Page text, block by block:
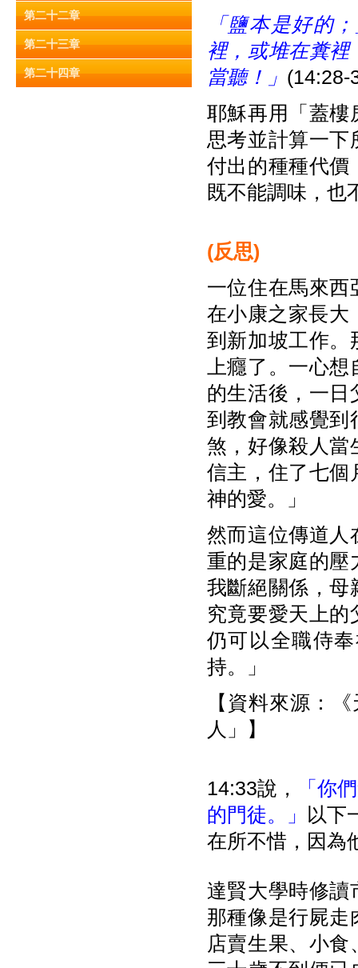
第二十二章
第二十三章
第二十四章
「鹽本是好的
裡，或堆在糞
當聽！」 (14:28-
耶穌再用「蓋樓
思考並計算一下
付出的種種代價
既不能調味，也
(反思)
一位住在馬來西
在小康之家長大
到新加坡工作。
上癮了。一心
的生活後，一日
到教會就感覺到
煞，好像殺人當
信主，住了七個
神的愛。」
然而這位傳道人
重的是家庭的壓
我斷絕關係，母
究竟要愛天上
仍可以全職侍
持。」
【資料來源：
人」】
14:33說，
「你
的門徒。」
以下
在所不惜，因為
達賢大學時修讀
那種像是行屍走
店賣生果、小